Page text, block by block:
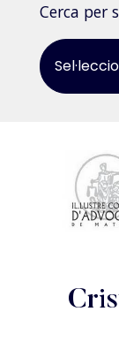
Cerca per